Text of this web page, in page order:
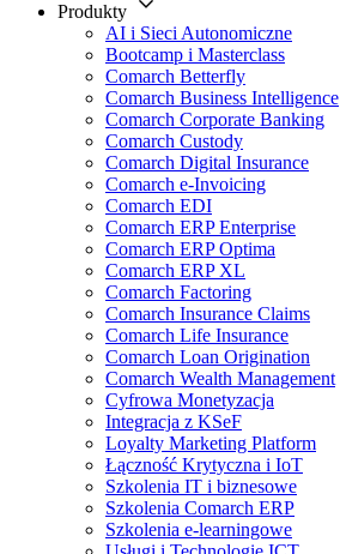
Produkty
AI i Sieci Autonomiczne
Bootcamp i Masterclass
Comarch Betterfly
Comarch Business Intelligence
Comarch Corporate Banking
Comarch Custody
Comarch Digital Insurance
Comarch e-Invoicing
Comarch EDI
Comarch ERP Enterprise
Comarch ERP Optima
Comarch ERP XL
Comarch Factoring
Comarch Insurance Claims
Comarch Life Insurance
Comarch Loan Origination
Comarch Wealth Management
Cyfrowa Monetyzacja
Integracja z KSeF
Loyalty Marketing Platform
Łączność Krytyczna i IoT
Szkolenia IT i biznesowe
Szkolenia Comarch ERP
Szkolenia e-learningowe